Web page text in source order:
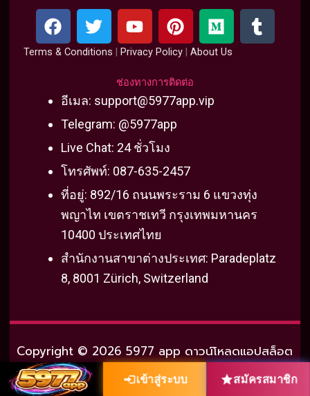
F
a
c
o
o
T
w
i
e
r
Y
o
u
u
b
e
P
i
n
e
r
e
M
e
d
T
u
Terms & Conditions | Privacy Policy | About Us
ช่องทางการติดต่อ
อีเมล: support@5977app.vip
Telegram: @5977app
Live Chat: 24 ชั่วโมง
โทรศัพท์: 087-635-2457
ที่อยู่: 892/16 ถนนพระราม 6 แขวงทุ่ง
พญาไท เขตราชเทวี กรุงเทพมหานคร
10400 ประเทศไทย
สำนักงานสาขาต่างประเทศ: Paradeplatz
8, 8001 Zürich, Switzerland
Copyright © 2026 5977 app ดาวน์โหลดแอปสล็อต
แตกง่าย คืนยอดเสียทุกวัน แจกเครดิตฟรีจริง
เข้าสู่ระบบ สมัครสมาชิก